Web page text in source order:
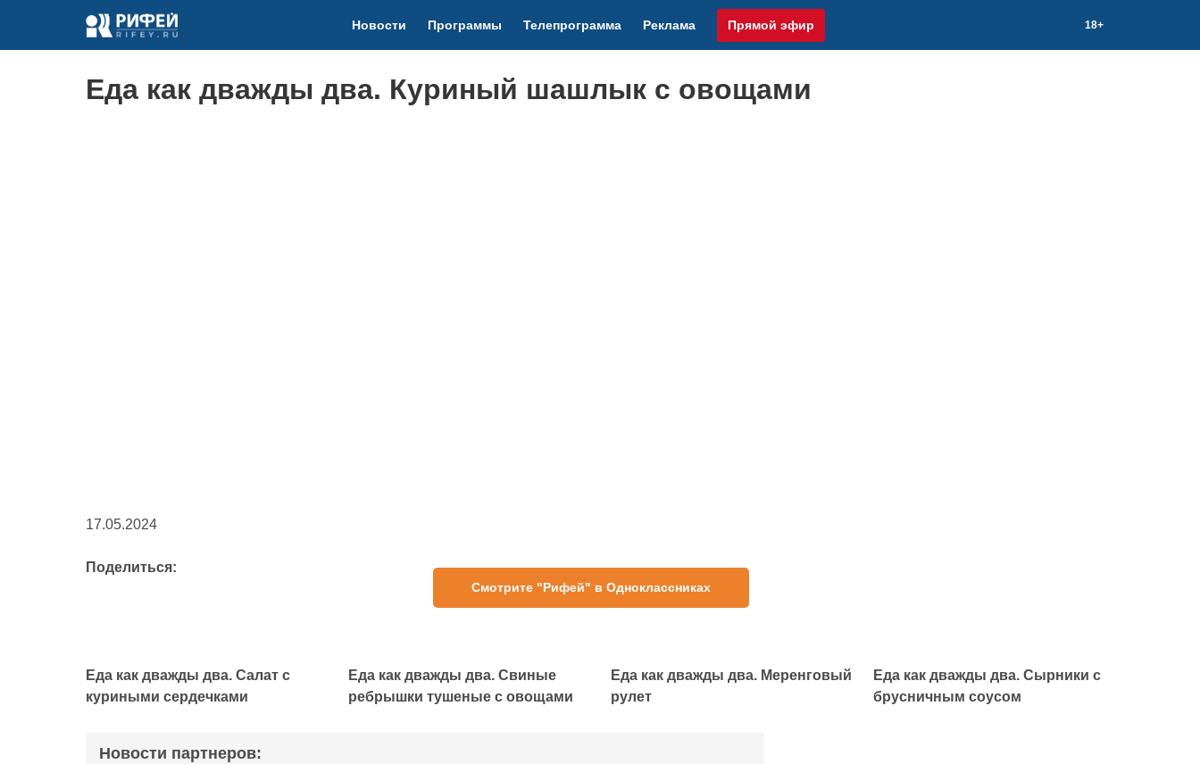
Новости Программы Телепрограмма Реклама Прямой эфир 18+
Еда как дважды два. Куриный шашлык с овощами
17.05.2024
Поделиться:
Смотрите "Рифей" в Одноклассниках
Еда как дважды два. Салат с
куриными сердечками
Еда как дважды два. Свиные
ребрышки тушеные с овощами
Еда как дважды два. Меренговый
рулет
Еда как дважды два. Сырники с
брусничным соусом
Новости партнеров: